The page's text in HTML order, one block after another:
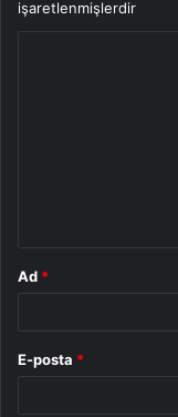
işaretlenmişlerdir
Ad *
E-posta *